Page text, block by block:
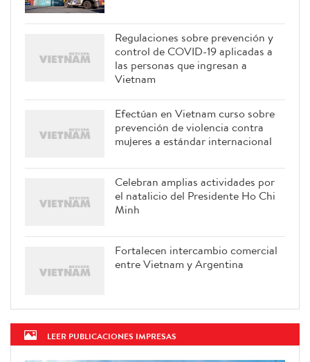
Regulaciones sobre prevención y
control de COVID-19 aplicadas a
las personas que ingresan a
Vietnam
Efectúan en Vietnam curso sobre
prevención de violencia contra
mujeres a estándar internacional
Celebran amplias actividades por
el natalicio del Presidente Ho Chi
Minh
Fortalecen intercambio comercial
entre Vietnam y Argentina
LEER PUBLICACIONES IMPRESAS